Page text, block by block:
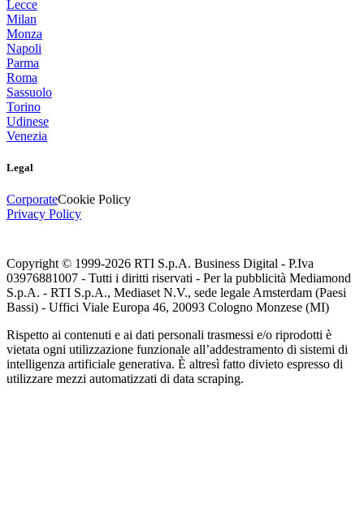
Lecce
Milan
Monza
Napoli
Parma
Roma
Sassuolo
Torino
Udinese
Venezia
Legal
CorporateCookie Policy
Privacy Policy
Copyright © 1999-2026 RTI S.p.A. Business Digital - P.Iva
03976881007 - Tutti i diritti riservati - Per la pubblicità Mediamond
S.p.A. - RTI S.p.A., Mediaset N.V., sede legale Amsterdam (Paesi
Bassi) - Uffici Viale Europa 46, 20093 Cologno Monzese (MI)
Rispetto ai contenuti e ai dati personali trasmessi e/o riprodotti è
vietata ogni utilizzazione funzionale all’addestramento di sistemi di
intelligenza artificiale generativa. È altresì fatto divieto espresso di
utilizzare mezzi automatizzati di data scraping.